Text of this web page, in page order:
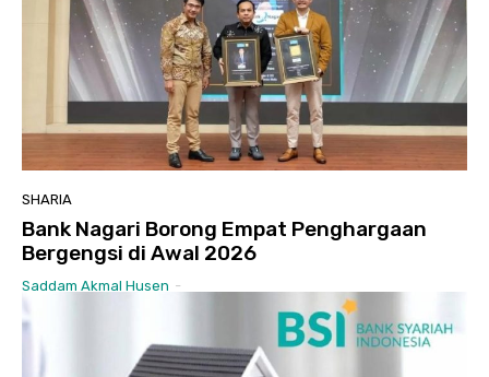
SHARIA
Bank Nagari Borong Empat Penghargaan
Bergengsi di Awal 2026
Saddam Akmal Husen -